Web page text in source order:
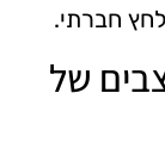
חברתי.
של